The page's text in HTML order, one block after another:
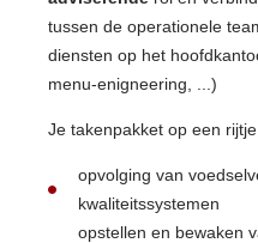
tussen de operationele
diensten op het
menu-enigneering, ...)
Je takenpakket op een
opvolging van
kwaliteitssystemen
opstellen en bewaken